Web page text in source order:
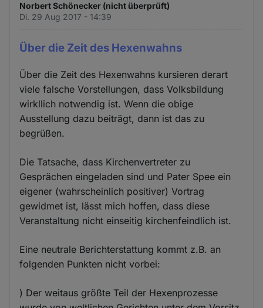
Norbert Schönecker (nicht überprüft)
Di. 29 Aug 2017 - 14:39
Über die Zeit des Hexenwahns
Über die Zeit des Hexenwahns kursieren derart
viele falsche Vorstellungen, dass Volksbildung
wirkllich notwendig ist. Wenn die obige
Ausstellung dazu beiträgt, dann ist das zu
begrüßen.
Die Tatsache, dass Kirchenvertreter zu
Gesprächen eingeladen sind und Pater Spee ein
eigener (wahrscheinlich positiver) Vortrag
gewidmet ist, lässt mich hoffen, dass diese
Veranstaltung nicht einseitig kirchenfeindlich ist.
Eine neutrale Berichterstattung kommt z.B. an
folgenden Punkten nicht vorbei:
) Der weitaus größte Teil der Hexenprozesse